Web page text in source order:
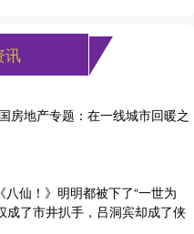
讯
房地产专题：在一线城市回暖之
仙！》明明都被下了“一世为
成了市井扒手，吕洞宾却成了侠